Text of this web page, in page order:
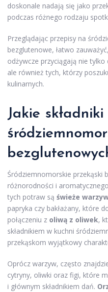
doskonale nadają się jako
podczas różnego rodzaju
Przeglądając przepisy na
bezglutenowe, łatwo
odżywcze przyciągają nie
ale również tych, którzy
kulinarnych.
Jakie
Śródziemnomorskie przekąski
różnorodności i
tych potraw są świeże
papryka czy bakłażany, które
połączeniu z oliwą z oliwek,
składnikiem w kuchni
przekąskom wyjątkowy
Oprócz warzyw, często
cytryny, oliwki oraz figi, które
i głównym składnikiem dań.